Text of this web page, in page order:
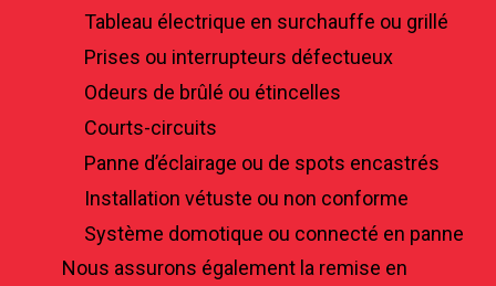
Tableau électrique en surchauffe ou grillé
Prises ou interrupteurs défectueux
Odeurs de brûlé ou étincelles
Courts-circuits
Panne d’éclairage ou de spots encastrés
Installation vétuste ou non conforme
Système domotique ou connecté en panne
Nous assurons également la remise en